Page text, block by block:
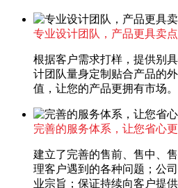
专业设计团队，产品更具卖点
根据客户需求打样，提供别
计团队量身定制贴合产品的
值，让您的产品更拥有市场。
完善的服务体系，让您省心
建立了完善的售前、售中、
理客户遇到的各种问题；公
业宗旨；保证持续向客户提